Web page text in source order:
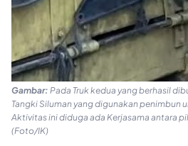
Gambar: Pada Truk kedua yang berhasil
Tangki Siluman yang digunakan penimbun
Aktivitas ini diduga ada Kerjasama antara
(Foto/IK)